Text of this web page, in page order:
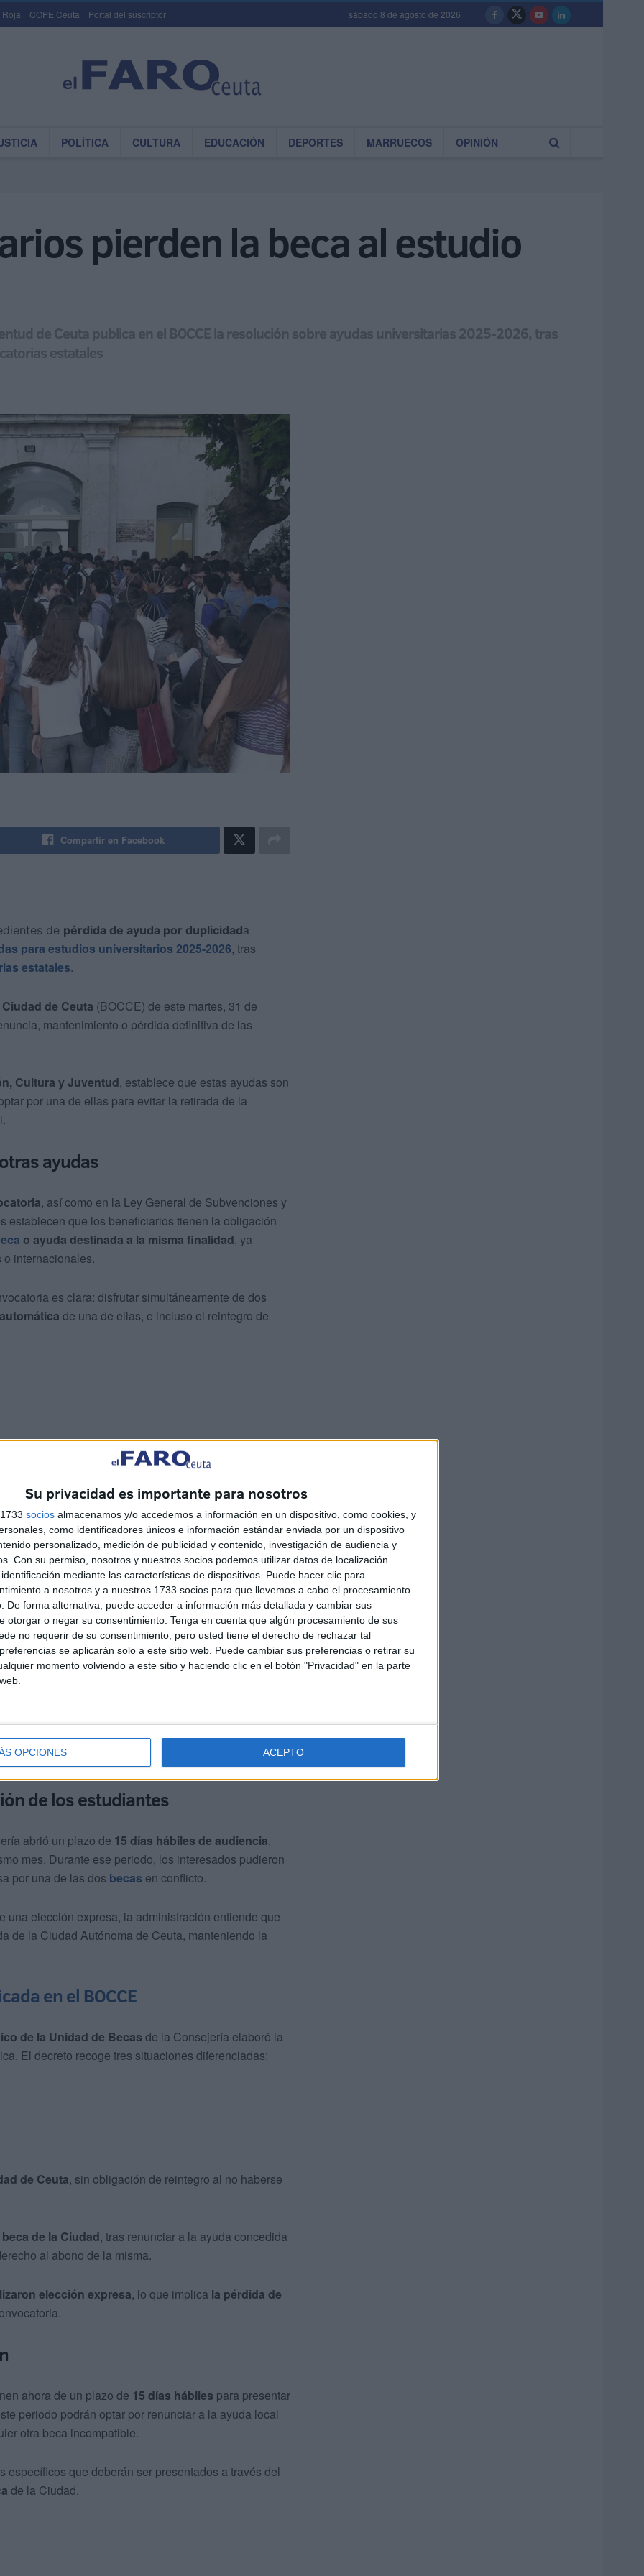
Su privacidad es importante para nosotros
socios almacenamos y/o accedemos a información en un dispositivo, como cookies, y
como identificadores únicos e información estándar enviada por un dispositivo
personalizado, medición de publicidad y contenido, investigación de audiencia y
Con su permiso, nosotros y nuestros socios podemos utilizar datos de localización
mediante las características de dispositivos. Puede hacer clic para
a nosotros y a nuestros 1733 socios para que llevemos a cabo el procesamiento
De forma alternativa, puede acceder a información más detallada y cambiar sus
otorgar o negar su consentimiento. Tenga en cuenta que algún procesamiento de sus
no requerir de su consentimiento, pero usted tiene el derecho de rechazar tal
se aplicarán solo a este sitio web. Puede cambiar sus preferencias o retirar su
momento volviendo a este sitio y haciendo clic en el botón "Privacidad" en la parte
OPCIONES ACEPTO
Roja COPE Ceuta Portal del suscriptor sábado 8 de agosto de 2026
POLÍTICA CULTURA EDUCACIÓN DEPORTES MARRUECOS OPINIÓN
pierden la beca al estudio
de Ceuta publica en el BOCCE la resolución sobre ayudas universitarias 2025-2026, tras
estatales
Compartir en Facebook
de pérdida de ayuda por duplicidada
para estudios universitarios 2025-2026, tras
estatales.
de Ceuta (BOCCE) de este martes, 31 de
mantenimiento o pérdida definitiva de las
Cultura y Juventud, establece que estas ayudas son
por una de ellas para evitar la retirada de la
ayudas
, así como en la Ley General de Subvenciones y
establecen que los beneficiarios tienen la obligación
o ayuda destinada a la misma finalidad, ya
internacionales.
es clara: disfrutar simultáneamente de dos
de una de ellas, e incluso el reintegro de
a numerosos estudiantes, incluidos en un listado
en un supuesto de duplicidad en la percepción de
renuncia expresade varios solicitantes que ya han
por laCiudad de Ceuta, al haber optado por
de pérdida, ya que han cumplido con la
dentro de los cauces establecidos.
de los estudiantes
abrió un plazo de 15 días hábiles de audiencia,
mes. Durante ese periodo, los interesados pudieron
por una de las dos becas en conflicto.
una elección expresa, la administración entiende que
de la Ciudad Autónoma de Ceuta, manteniendo la
en el BOCCE
de la Unidad de Becas de la Consejería elaboró la
El decreto recoge tres situaciones diferenciadas:
de Ceuta, sin obligación de reintegro al no haberse
de la Ciudad, tras renunciar a la ayuda concedida
al abono de la misma.
elección expresa, lo que implica la pérdida de
ahora de un plazo de 15 días hábiles para presentar
periodo podrán optar por renunciar a la ayuda local
otra beca incompatible.
que deberán ser presentados a través del
de la Ciudad.